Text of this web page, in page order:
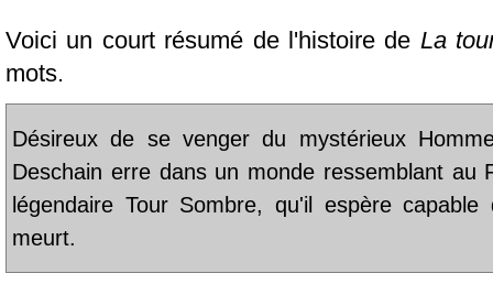
Voici un court résumé de l'histoire de La
mots.
Désireux de se venger du mystérieux
Deschain erre dans un monde ressemblant au
légendaire Tour Sombre, qu'il espère
meurt.